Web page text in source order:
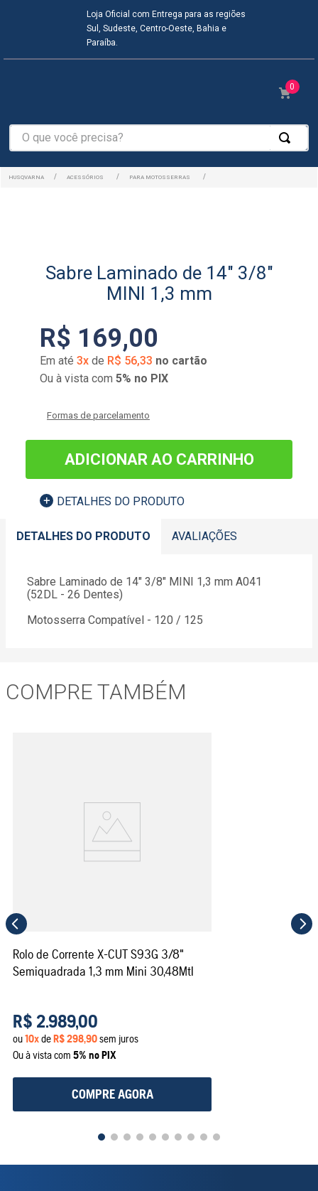
Loja Oficial com Entrega para as regiões
Sul, Sudeste, Centro-Oeste, Bahia e
Paraíba.
0
O que você precisa?
ACESSÓRIOS PARA MOTOSSERRAS
Sabre Laminado de 14" 3/8"
MINI 1,3 mm
R$ 169,00
Em até 3x de R$ 56,33 no cartão
Ou à vista com 5% no PIX
Formas de parcelamento
ADICIONAR AO CARRINHO
DETALHES DO PRODUTO
DETALHES DO PRODUTO AVALIAÇÕES
Sabre Laminado de 14" 3/8" MINI 1,3 mm A041
(52DL - 26 Dentes)
Motosserra Compatível - 120 / 125
COMPRE TAMBÉM
Rolo de Corrente X-CUT S93G 3/8"
Semiquadrada 1,3 mm Mini 30,48MtI
R$ 2.989,00
ou10xdeR$298,90sem juros
Ou à vista com 5% no PIX
COMPRE AGORA